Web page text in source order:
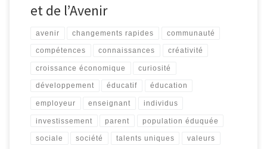
et de l’Avenir
avenir changements rapides communauté
compétences connaissances créativité
croissance économique curiosité
développement éducatif éducation
employeur enseignant individus
investissement parent population éduquée
sociale société talents uniques valeurs